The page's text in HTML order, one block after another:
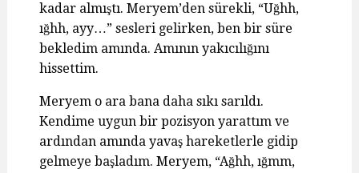
kadar almıştı. Meryem’den sürekli, “Uğhh,
ığhh, ayy…” sesleri gelirken, ben bir süre
bekledim amında. Amının yakıcılığını
hissettim.
Meryem o ara bana daha sıkı sarıldı.
Kendime uygun bir pozisyon yarattım ve
ardından amında yavaş hareketlerle gidip
gelmeye başladım. Meryem, “Ağhh, ığmm,